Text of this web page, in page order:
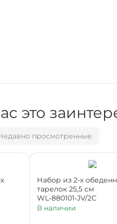
это
просмотренные
Набор из 2-х
тарелок 25,5 см
WL‑880101‑JV/2C
В наличии